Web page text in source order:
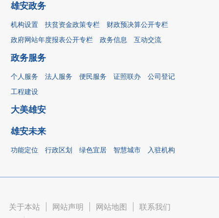
雄安政务
机构设置 扶贫资金政策专栏
财政预决算公开专栏
政府网站年度报表公开专栏
政务信息 互动交流
政务服务
个人服务 法人服务 便民服务 证照联办
公司登记
工程建设
大美雄安
雄安未来
功能定位 行政区划 绿色宜居 智慧城市 入驻机构
关于本站 网站声明 网站地图 联系我们